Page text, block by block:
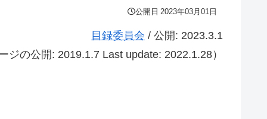
公開日 2023年03月01日
目録委員会 / 公開: 2023.3.1
ジの公開: 2019.1.7 Last update: 2022.1.28）